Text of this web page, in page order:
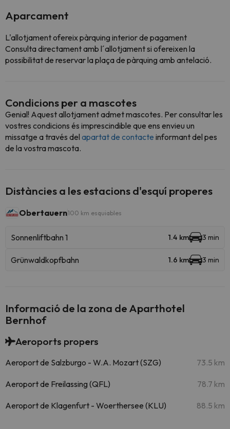
Aparcament
L'allotjament ofereix pàrquing interior de pagament
Consulta directament amb l´allotjament si ofereixen la
possibilitat de reservar la plaça de pàrquing amb antelació.
Condicions per a mascotes
Genial! Aquest allotjament admet mascotes. Per consultar les
vostres condicions és imprescindible que ens envieu un
missatge a través del apartat de contacte informant del pes
de la vostra mascota.
Distàncies a les estacions d'esquí properes
Obertauern100 km esquiables
Sonnenliftbahn 1 1.4 km 3 min
Grünwaldkopfbahn 1.6 km 3 min
Informació de la zona de Aparthotel
Bernhof
Aeroports propers
Aeroport de Salzburgo - W.A. Mozart (SZG) 73.5 km
Aeroport de Freilassing (QFL) 78.7 km
Aeroport de Klagenfurt - Woerthersee (KLU) 88.5 km